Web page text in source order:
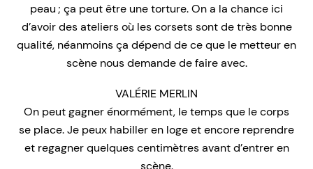
peau ; ça peut être une torture. On a la chance ici
d’avoir des ateliers où les corsets sont de très bonne
qualité, néanmoins ça dépend de ce que le metteur en
scène nous demande de faire avec.
VALÉRIE MERLIN
On peut gagner énormément, le temps que le corps
se place. Je peux habiller en loge et encore reprendre
et regagner quelques centimètres avant d’entrer en
scène.